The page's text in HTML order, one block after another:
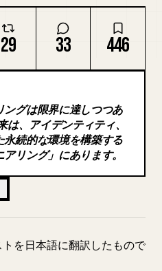
29 33 446
グは限界に達しつつあ
、アイデンティティ、
続的な環境を構築する
リング」にあります。
を日本語に翻訳したもので